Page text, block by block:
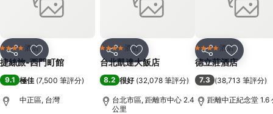
分享 放到收藏夾
4 星級 酒店
捷絲旅-西門町館
9.1 極佳 (7,500 筆評分)
中正區, 台灣
分享 放到收藏夾
4 星級 酒店
台北凱達大飯店
8.2 很好 (32,078 筆評分)
台北市區, 距離市中心 2.4
公里
分享 放到收藏
4 星級 酒店
德立莊酒店
7.3 (38,713 筆評分)
距離中正紀念堂 1.6